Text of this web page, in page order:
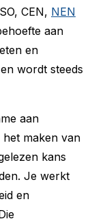
CEN, NEN
aan
en
wordt steeds
aan
maken van
kans
Je werkt
en